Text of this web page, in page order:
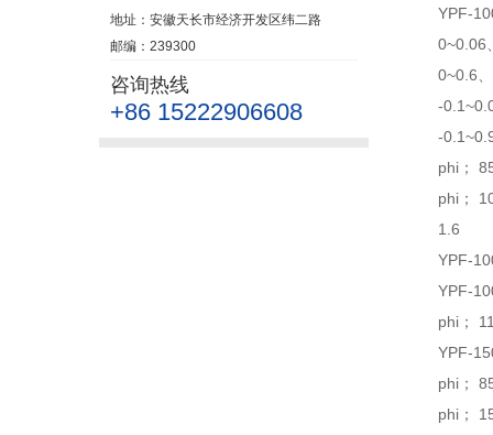
地址：安徽天长市经济开发区纬二路
邮编：239300
咨询热线
+86 15222906608
YPF-
0~0.06
0~0.6
-
-
phi；
phi；
1.6
YPF-
YPF-
phi；
YPF-
phi；
phi；